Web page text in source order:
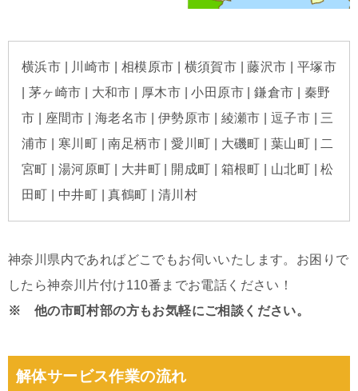
横浜市 | 川崎市 | 相模原市 | 横須賀市 | 藤沢市 | 平塚市
| 茅ヶ崎市 | 大和市 | 厚木市 | 小田原市 | 鎌倉市 | 秦野
市 | 座間市 | 海老名市 | 伊勢原市 | 綾瀬市 | 逗子市 | 三
浦市 | 寒川町 | 南足柄市 | 愛川町 | 大磯町 | 葉山町 | 二
宮町 | 湯河原町 | 大井町 | 開成町 | 箱根町 | 山北町 | 松
田町 | 中井町 | 真鶴町 | 清川村
神奈川県内であればどこでもお伺いいたします。お困りで
したら神奈川片付け110番までお電話ください！
※ 他の市町村部の方もお気軽にご相談ください。
解体サービス作業の流れ